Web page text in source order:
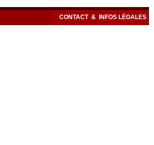
CONTACT & INFOS LÉGALES